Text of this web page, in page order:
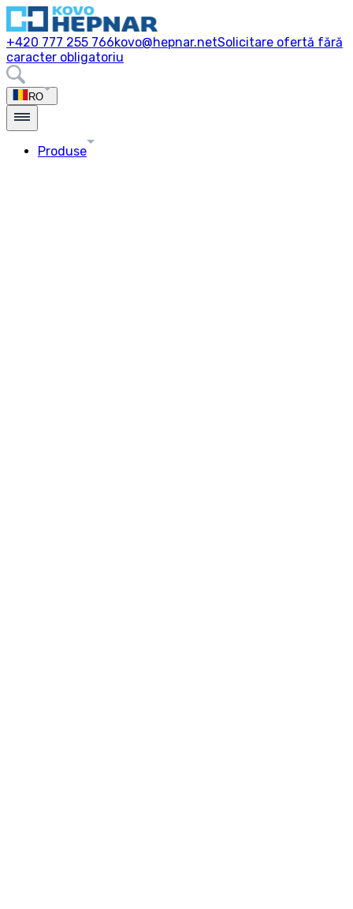
+420 777 255 766kovo@hepnar.netSolicitare ofertă fără
caracter obligatoriu
RO
Produse